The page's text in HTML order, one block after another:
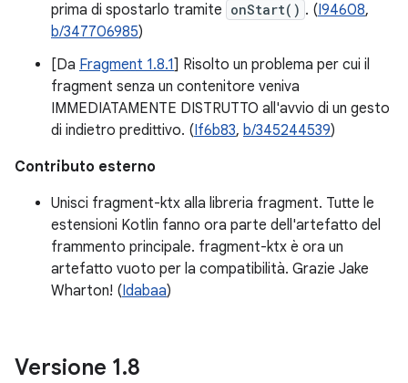
prima di spostarlo tramite onStart() . (I94608,
b/347706985)
[Da Fragment 1.8.1] Risolto un problema per cui il
fragment senza un contenitore veniva
IMMEDIATAMENTE DISTRUTTO all'avvio di un gesto
di indietro predittivo. (If6b83, b/345244539)
Contributo esterno
Unisci fragment-ktx alla libreria fragment. Tutte le
estensioni Kotlin fanno ora parte dell'artefatto del
frammento principale. fragment-ktx è ora un
artefatto vuoto per la compatibilità. Grazie Jake
Wharton! (Idabaa)
Versione 1.8